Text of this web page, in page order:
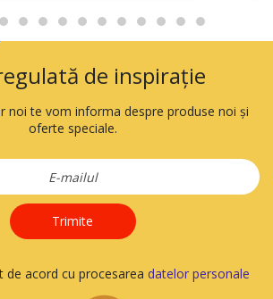
de inspirație
noi te vom informa despre produse noi și
oferte speciale.
Trimite
de acord cu procesarea datelor personale